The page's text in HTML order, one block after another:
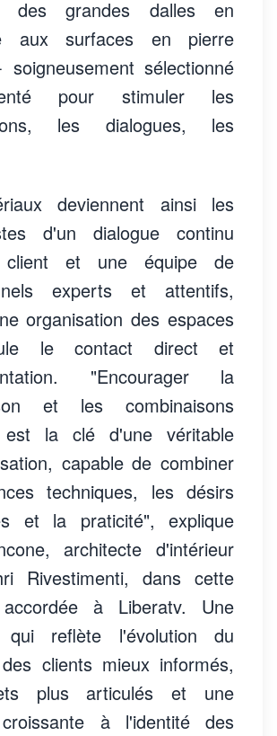
des grandes dalles en
aux surfaces en pierre
soigneusement sélectionné
pour stimuler les
les dialogues, les
deviennent ainsi les
d'un dialogue continu
et une équipe de
experts et attentifs,
organisation des espaces
le contact direct et
"Encourager la
et les combinaisons
est la clé d'une véritable
capable de combiner
techniques, les désirs
et la praticité", explique
architecte d'intérieur
Rivestimenti, dans cette
à Liberatv. Une
qui reflète l'évolution du
clients mieux informés,
plus articulés et une
à l'identité des